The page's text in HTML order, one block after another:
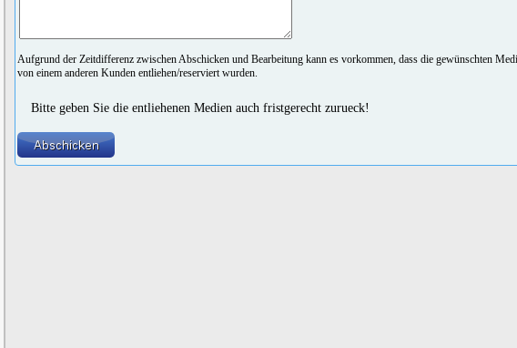
Aufgrund der Zeitdifferenz zwischen Abschicken und Bearbeitung kann es vorkommen, dass die gewünschten
von einem anderen Kunden entliehen/reserviert wurden.
Bitte geben Sie die entliehenen Medien auch fristgerecht zurueck!